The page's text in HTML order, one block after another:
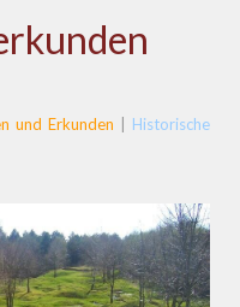
und Erkunden
Historische